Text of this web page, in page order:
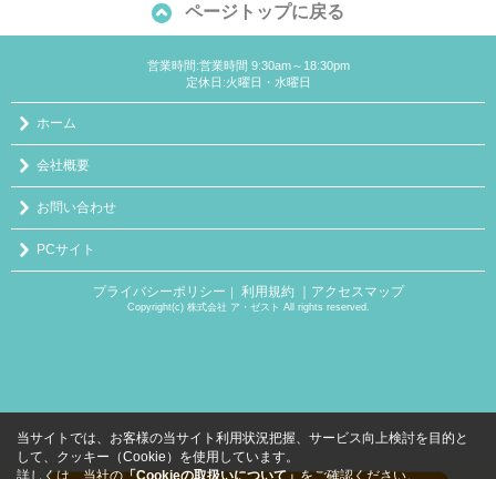
ページトップに戻る
営業時間:営業時間 9:30am～18:30pm
定休日:火曜日・水曜日
ホーム
会社概要
お問い合わせ
PCサイト
プライバシーポリシー ｜ 利用規約 ｜アクセスマップ
Copyright(c) 株式会社 ア・ゼスト All rights reserved.
当サイトでは、お客様の当サイト利用状況把握、サービス向上検討を目的と
して、クッキー（Cookie）を使用しています。
詳しくは、当社の「Cookieの取扱いについて」をご確認ください。